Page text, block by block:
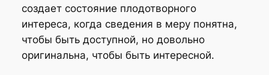
создает состояние плодотворного
интереса, когда сведения в меру понятна,
чтобы быть доступной, но довольно
оригинальна, чтобы быть интересной.